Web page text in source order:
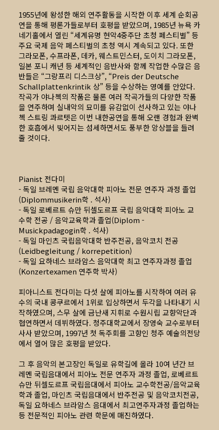
1955년에 왕성한 해외 연주활동을 시작한 이후 세계 순회공
연을 통해 평론가들로부터 호평을 받았으며, 1985년 뉴욕 카
네기홀에서 열린 “세계유명 현악4중주단 초청 페스티벌” 등
주요 국제 음악 페스티벌의 초청 역시 계속되고 있다. 또한
그라모폰, 수프라폰, 데카, 웨스트민스터, 도이치 그라모폰,
일본 포니 캐년 등 세계적인 음반사와 함께 작업한 수많은 음
반들은 “그랑프리 디스크상”, “Preis der Deutsche
Schallplattenkrintik 상” 등을 수상하는 영예를 안았다.
작곡가 야나첵의 작품은 물론 여러 작곡가들의 다양한 작품
을 연주하며 실내악의 묘미를 유감없이 선사하고 있는 야나
첵 스트링 콰르텟은 이번 내한공연을 통해 오랜 경험과 완벽
한 호흡에서 빚어지는 섬세하면서도 풍부한 앙상블을 들려
줄 것이다.
Pianist 전다미
- 독일 브레멘 국립 음악대학 피아노 전문 연주자 과정 졸업
(Diplommusikerin학 . 석사)
- 독일 로베르트 슈만 뒤셀도르프 국립 음악대학 피아노 교
수학 전공 / 음악교육학과 졸업(Diplom -
Musickpadagogin학 . 석사)
- 독일 마인츠 국립음악대학 반주전공, 음악코치 전공
(Leidbegleitung / korrepetition)
- 독일 요하네스 브라암스 음악대학 최고 연주자과정 졸업
(Konzertexamen 연주학 박사)
피아니스트 전다미는 다섯 살에 피아노를 시작하여 여러 유
수의 국내 콩쿠르에서 1위로 입상하면서 두각을 나타내기 시
작하였으며, 스무 살에 금난새 지휘로 수원시립 교향악단과
협연하면서 데뷔하였다. 청주대학교에서 장영숙 교수로부터
사사 받았으며, 1997년 첫 독주회를 고향인 청주 예술의전당
에서 열어 많은 호평을 받았다.
그 후 음악의 본고장인 독일로 유학길에 올라 10여 년간 브
레멘 국립음대에서 피아노 전문 연주자 과정 졸업, 로베르트
슈만 뒤셀도르프 국립음대에서 피아노 교수학전공/음악교육
학과 졸업, 마인츠 국립음대에서 반주전공 및 음악코치전공,
독일 요하네스 브라암스 음대에서 최고연주자과정 졸업하는
등 전문적인 피아노 관련 학문에 매진하였다.